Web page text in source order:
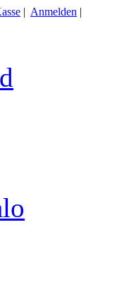
| Anmelden |